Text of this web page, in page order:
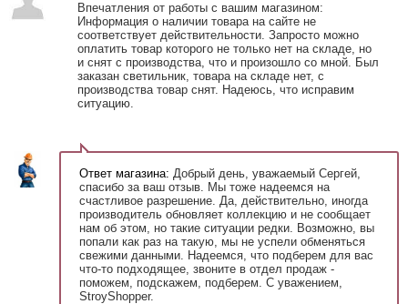
Впечатления от работы с вашим магазином:
Информация о наличии товара на сайте не
соответствует действительности. Запросто можно
оплатить товар которого не только нет на складе, но
и снят с производства, что и произошло со мной. Был
заказан светильник, товара на складе нет, с
производства товар снят. Надеюсь, что исправим
ситуацию.
Ответ магазина: Добрый день, уважаемый Сергей,
спасибо за ваш отзыв. Мы тоже надеемся на
счастливое разрешение. Да, действительно, иногда
производитель обновляет коллекцию и не сообщает
нам об этом, но такие ситуации редки. Возможно, вы
попали как раз на такую, мы не успели обменяться
свежими данными. Надеемся, что подберем для вас
что-то подходящее, звоните в отдел продаж -
поможем, подскажем, подберем. С уважением,
StroyShopper.